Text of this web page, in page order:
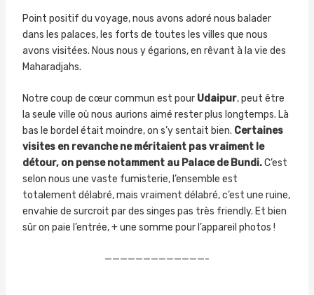
Point positif du voyage, nous avons adoré nous balader
dans les palaces, les forts de toutes les villes que nous
avons visitées. Nous nous y égarions, en rêvant à la vie des
Maharadjahs.
Notre coup de cœur commun est pourUdaipur, peut être
la seule ville où nous aurions aimé rester plus longtemps. Là
bas le bordel était moindre, on s’y sentait bien. Certaines
visites en revanche ne méritaient pas vraiment le
détour, on pense notamment au Palace de Bundi.C’est
selon nous une vaste fumisterie, l’ensemble est
totalement délabré, mais vraiment délabré, c’est une ruine,
envahie de surcroit par des singes pas très friendly. Et bien
sûr on paie l’entrée, + une somme pour l’appareil photos !
—————————————-